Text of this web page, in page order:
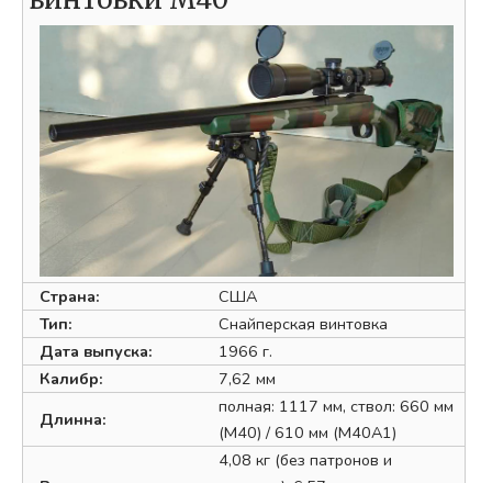
Страна:
США
Тип:
Снайперская винтовка
Дата выпуска:
1966 г.
Калибр:
7,62 мм
Длинна:
полная: 1117 мм, ствол: 660 мм
(M40) / 610 мм (M40A1)
4,08 кг (без патронов и